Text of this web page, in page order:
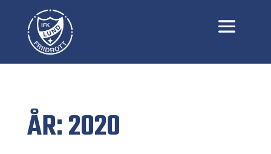
ÅR:2020